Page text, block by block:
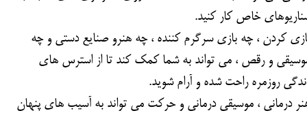
خاص کار کنید.
کردن ، چه بازی سرگرم کننده ، چه هنرو صنایع دستی و چه
و رقص ، می تواند به شما کمک کند تا از استرس های
روزمره راحت شده و آرام شوید.
درمانی ، موسیقی درمانی و حرکت می تواند به آسیب های پنهان